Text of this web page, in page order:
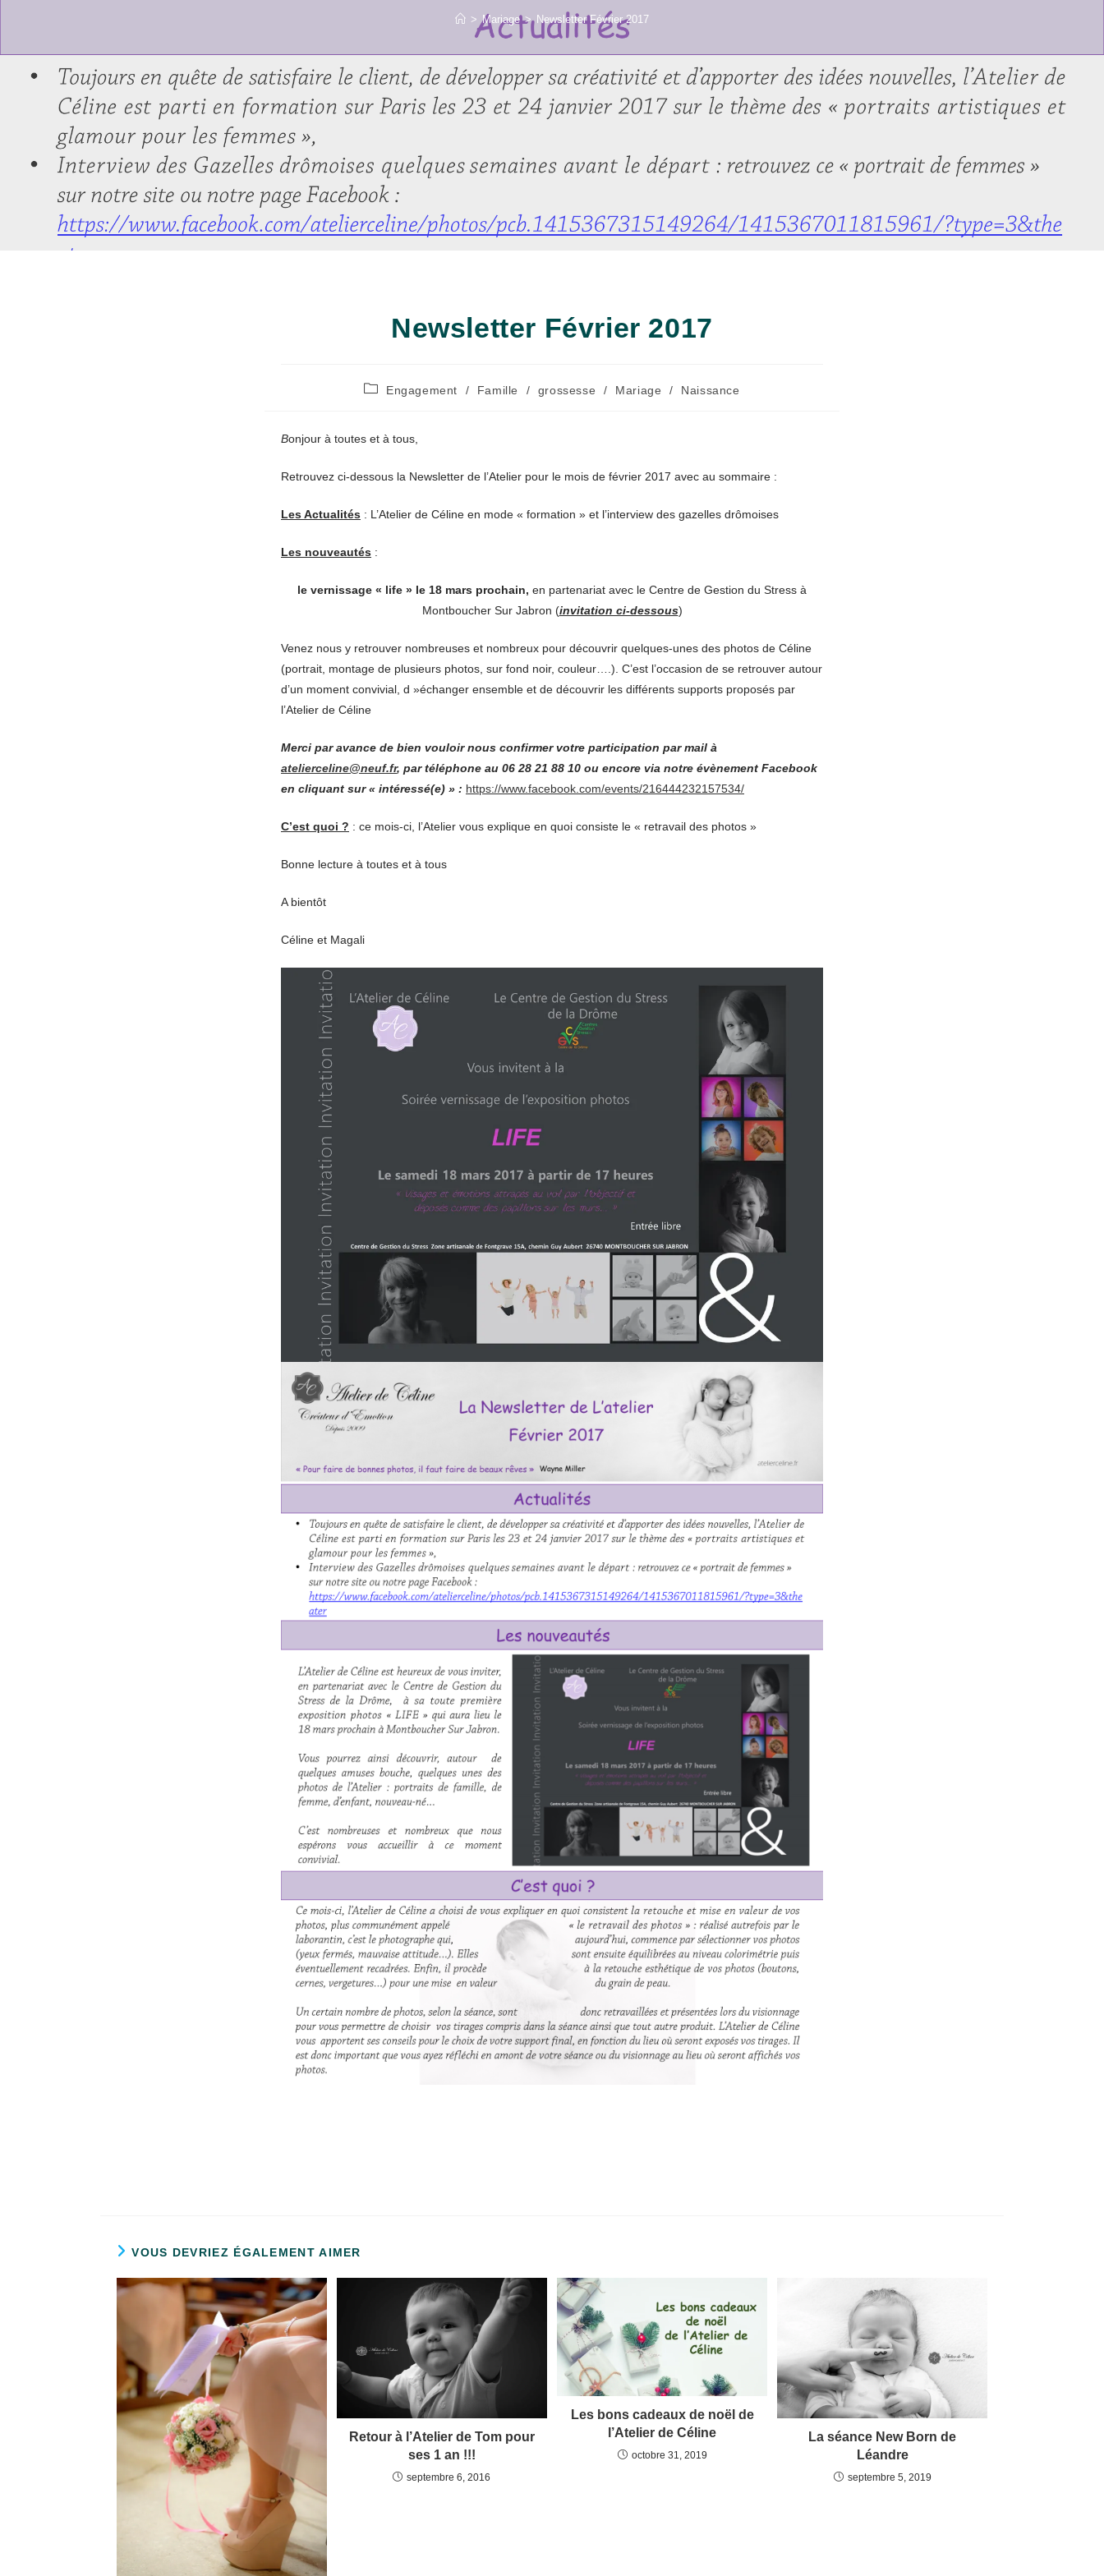
> Mariage > Newsletter Février 2017
Newsletter Février 2017
PostEngagement / Famille / grossesse / Mariage / Naissance
Bonjour à toutes et à tous,
Retrouvez ci-dessous la Newsletter de l’Atelier pour le mois de février 2017 avec au sommaire :
Les Actualités : L’Atelier de Céline en mode « formation » et l’interview des gazelles drômoises
Les nouveautés :
le vernissage « life » le 18 mars prochain, en partenariat avec le Centre de Gestion du Stress à
Montboucher Sur Jabron (invitation ci-dessous)
Venez nous y retrouver nombreuses et nombreux pour découvrir quelques-unes des photos de Céline
(portrait, montage de plusieurs photos, sur fond noir, couleur….). C’est l’occasion de se retrouver autour
d’un moment convivial, d »échanger ensemble et de découvrir les différents supports proposés par
l’Atelier de Céline
Merci par avance de bien vouloir nous confirmer votre participation par mail à
atelierceline@neuf.fr, par téléphone au 06 28 21 88 10 ou encore via notre évènement Facebook
en cliquant sur « intéressé(e) » : https://www.facebook.com/events/216444232157534/
C’est quoi ? : ce mois-ci, l’Atelier vous explique en quoi consiste le « retravail des photos »
Bonne lecture à toutes et à tous
A bientôt
Céline et Magali
VOUS DEVRIEZ ÉGALEMENT AIMER
Retour à l’Atelier de Tom pour
ses 1 an !!!
septembre 6, 2016
Les bons cadeaux de noël de
l’Atelier de Céline
octobre 31, 2019
La séance New Born de
Léandre
septembre 5, 2019